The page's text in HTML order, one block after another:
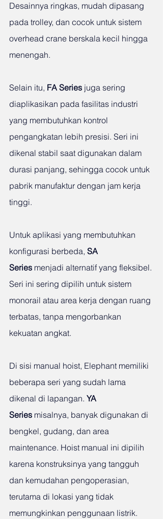
Desainnya ringkas, mudah dipasang
pada trolley, dan cocok untuk sistem
overhead crane berskala kecil hingga
menengah.
Selain itu, FA Series juga sering
diaplikasikan pada fasilitas industri
yang membutuhkan kontrol
pengangkatan lebih presisi. Seri ini
dikenal stabil saat digunakan dalam
durasi panjang, sehingga cocok untuk
pabrik manufaktur dengan jam kerja
tinggi.
Untuk aplikasi yang membutuhkan
konfigurasi berbeda, SA
Series menjadi alternatif yang fleksibel.
Seri ini sering dipilih untuk sistem
monorail atau area kerja dengan ruang
terbatas, tanpa mengorbankan
kekuatan angkat.
Di sisi manual hoist, Elephant memiliki
beberapa seri yang sudah lama
dikenal di lapangan. YA
Series misalnya, banyak digunakan di
bengkel, gudang, dan area
maintenance. Hoist manual ini dipilih
karena konstruksinya yang tangguh
dan kemudahan pengoperasian,
terutama di lokasi yang tidak
memungkinkan penggunaan listrik.